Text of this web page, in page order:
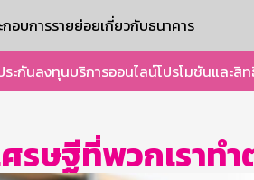
อบการรายย่อยเกี่ยวกับธนาคาร
ระกันลงทุนบริการออนไลน์โปรโมชันและสิ
รษฐีที่พวกเราท